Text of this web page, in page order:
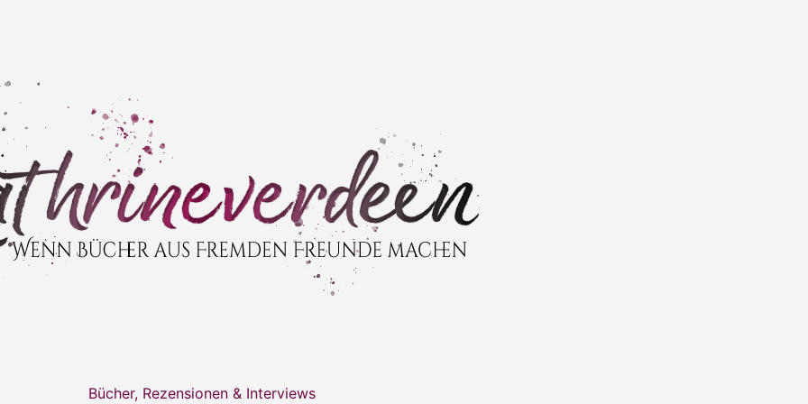
Bücher, Rezensionen & Interviews